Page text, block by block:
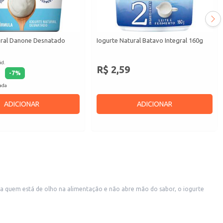
Danone Desnatado
-7%
ADICIONAR
Iogurte Natural Batavo Integral 160g
R$ 2,59
ADICIONAR
quem está de olho na alimentação e não abre mão do sabor, o iogurte